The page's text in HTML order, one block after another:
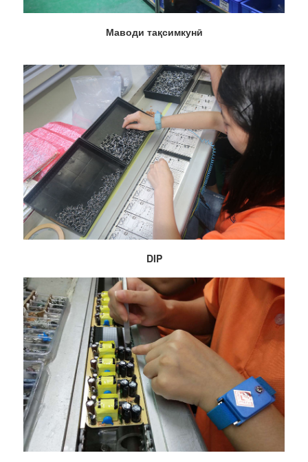
Маводи тақсимкунӣ
DIP